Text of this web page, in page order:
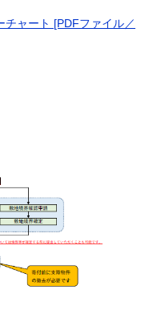
ャート [PDFファイル／